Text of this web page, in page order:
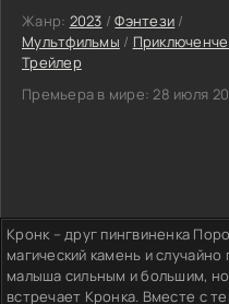
Жанр: 2023 /Фэнтези /
Мультфильмы /
Трейлер
Премьера в мире: 28 июля
Кронк – друг пингвиненка
магический камень и
малыша сильным и большим, но
встречает Кронка. Вместе с